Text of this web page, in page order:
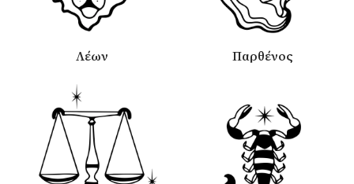
Λέων Παρθένος